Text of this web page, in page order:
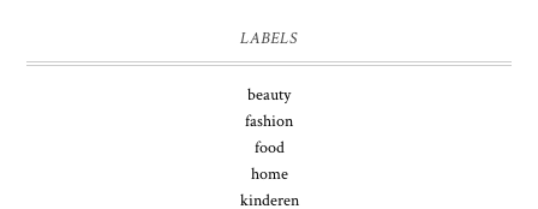
LABELS
beauty
fashion
food
home
kinderen